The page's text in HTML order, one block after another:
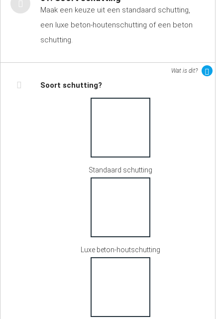
Maak een keuze uit een standaard schutting,
een luxe beton-houtenschutting of een beton
schutting.
Wat is dit?
Soort schutting?
Standaard schutting
Luxe beton-houtschutting